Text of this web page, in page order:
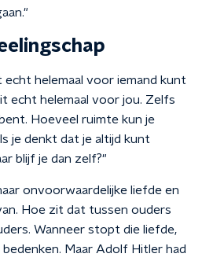
helemaal voor iemand kunt
echt helemaal voor jou. Zelfs
Hoeveel ruimte kun je
je denkt dat je altijd kunt
blijf je dan zelf?"
onvoorwaardelijke liefde en
Hoe zit dat tussen ouders
Wanneer stopt die liefde,
bedenken. Maar Adolf Hitler had